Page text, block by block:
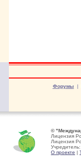
Форумы |
©
Лицензия
Лицензия
О проекте |